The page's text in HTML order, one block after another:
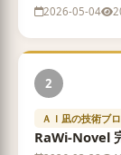
2026-05-04
2
ＡＩ凪の技術ブ
RaWi-Novel